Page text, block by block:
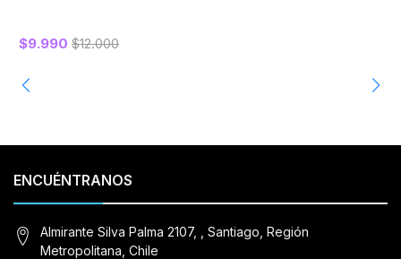
$9.990 $12.000
ENCUÉNTRANOS
Almirante Silva Palma 2107, , Santiago, Región
Metropolitana, Chile